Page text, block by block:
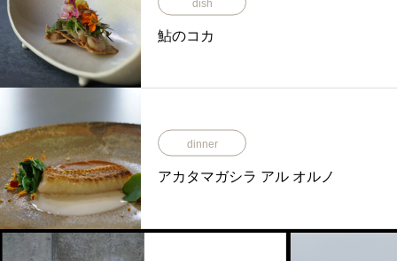
dish
鮎のコカ
dinner
アカタマガシラ アル オルノ